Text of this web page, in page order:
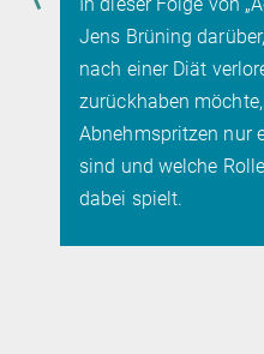
Jens Brüning
nach einer Diät
zurückhaben
Abnehmspritzen nur
sind und welche
dabei spielt.